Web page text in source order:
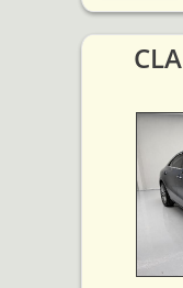
2021 مرسيدس بنز CLA